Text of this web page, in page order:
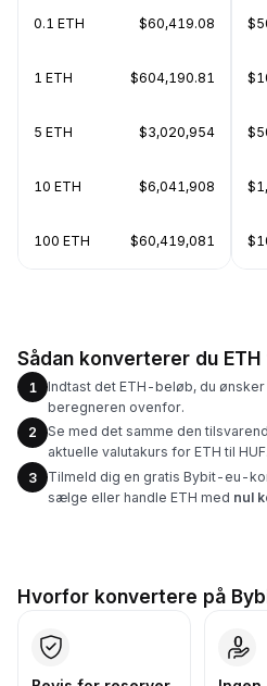
0.1 ETH $60,419.08
1 ETH $604,190.81
5 ETH $3,020,954
10 ETH $6,041,908
100 ETH $60,419,081
Sådan konverterer du
1
Indtast det ETH-beløb, du ønsker
beregneren ovenfor.
2
Se med det samme den
aktuelle valutakurs for ETH til HUF.
3
Tilmeld dig en gratis Bybit-eu-
sælge eller handle ETH med nul
Hvorfor konvertere på